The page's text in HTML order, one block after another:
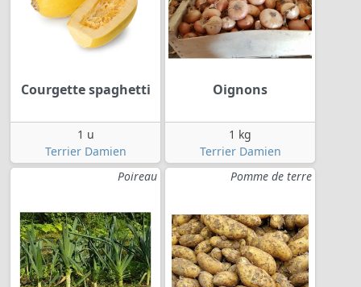
Courgette spaghetti
1 u
Terrier Damien
Oignons
1 kg
Terrier Damien
Poireau
Pomme de terre